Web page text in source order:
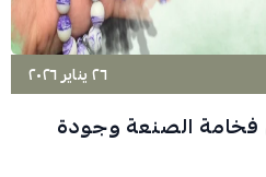
الصنعة وجودة